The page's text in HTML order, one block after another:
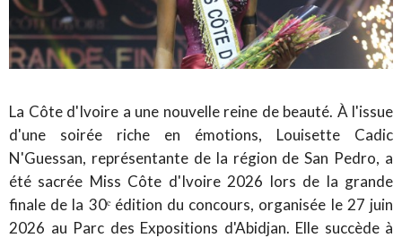
La Côte d'Ivoire a une nouvelle reine de beauté. À l'issue
d'une soirée riche en émotions, Louisette Cadic
N'Guessan, représentante de la région de San Pedro, a
été sacrée Miss Côte d'Ivoire 2026 lors de la grande
finale de la 30ᵉédition du concours, organisée le 27 juin
2026 au Parc des Expositions d'Abidjan. Elle succède à